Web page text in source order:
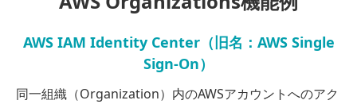
AWS IAM Identity Center（旧名：AWS Single
Sign-On）
同一組織（Organization）内のAWSアカウントへのアク